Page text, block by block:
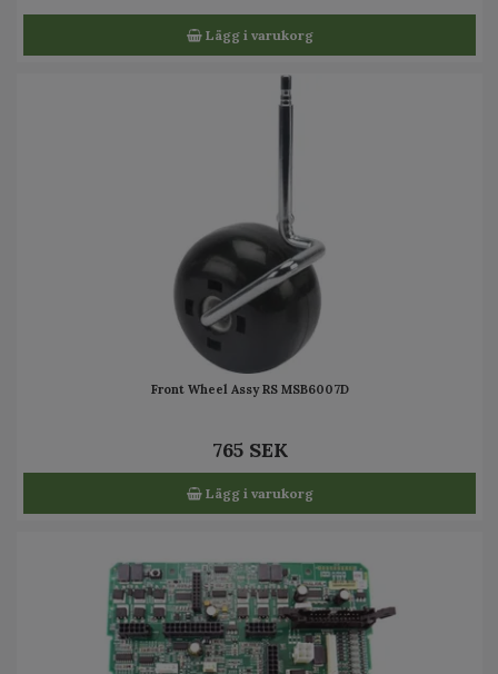
Lägg i varukorg
Front Wheel Assy RS MSB6007D
765 SEK
Lägg i varukorg